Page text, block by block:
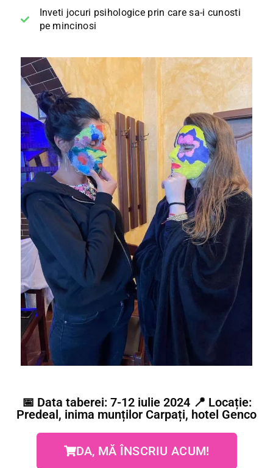
Inveti jocuri psihologice prin care sa-i cunosti
pe mincinosi
📅 Data taberei: 7-12 iulie 2024 📍 Locație:
Predeal, inima munților Carpați, hotel Genco
DA, MĂ ÎNSCRIU ACUM!